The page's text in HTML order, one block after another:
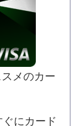
メのカー
にカード